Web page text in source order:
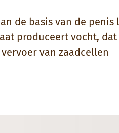
de basis van de penis
produceert vocht, dat
van zaadcellen